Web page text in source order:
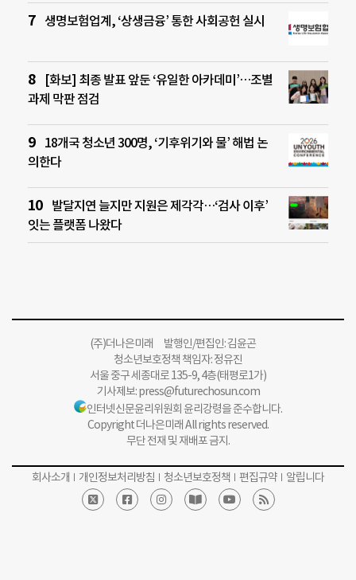
생명보험업계, ‘상생금융’ 통한 사회공헌 실시
[화보] 최종 발표 앞둔 ‘유일한 아카데미’…조별
과제 막판 점검
18개국 청소년 300명, ‘기후위기와 물’ 해법 논
의한다
발달지연 늘지만 지원은 제각각…‘검사 이후’
잇는 플랫폼 나왔다
(주)더나은미래 발행인/편집인: 김윤곤
청소년보호정책 책임자: 정유진
서울 중구 세종대로 135-9, 4층(태평로1가)
기사제보:press@futurechosun.com
인터넷신문윤리위원회 윤리강령을 준수합니다.
Copyright 더나은미래 All rights reserved.
무단 전재 및 재배포 금지.
회사소개 개인정보처리방침 청소년보호정책 편집규약 알립니다